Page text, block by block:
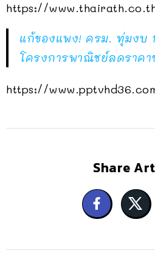
https://
แก้ของแพง! ครม. ทุ่มงบ
โครงการพาณิชย์ลดราคา
https://
Share